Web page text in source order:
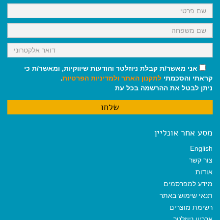
k
p
m
אני מאשר/ת קבלת ניוזלטר והודעות שיווקיות, ומאשר/ת כי
קראתי והסכמתי לתקנון האתר ולמדיניות הפרטיות.
ניתן לבטל את ההרשמה בכל עת
מסע אחר אונליין
English
צור קשר
אודות
מידע למפרסמים
תנאי שימוש באתר
רשימת מוצרים